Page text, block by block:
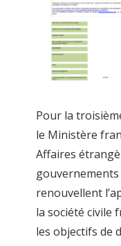
Pour la
le Ministère
Affaires
gouvernements
renouvellent
la société civile
les objectifs de